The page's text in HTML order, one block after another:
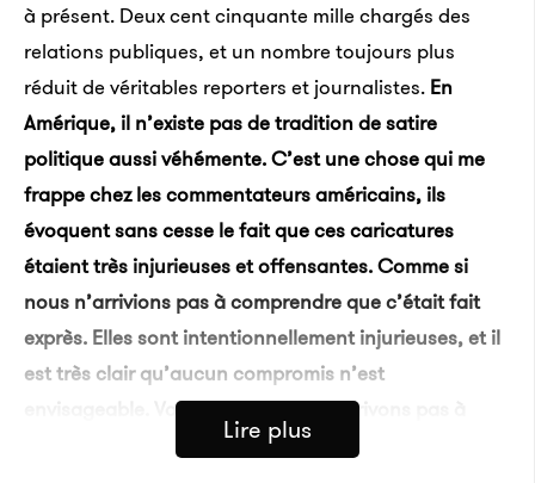
à présent. Deux cent cinquante mille chargés des
relations publiques, et un nombre toujours plus
réduit de véritables reporters et journalistes. En
Amérique, il n’existe pas de tradition de satire
politique aussi véhémente. C’est une chose qui me
frappe chez les commentateurs américains, ils
évoquent sans cesse le fait que ces caricatures
étaient très injurieuses et offensantes. Comme si
nous n’arrivions pas à comprendre que c’était fait
exprès. Elles sont intentionnellement injurieuses, et il
est très clair qu’aucun compromis n’est
envisageable. Voilà ce que nous n’arrivons pas à
comprendre. On se dit : «Pourquoi faut-il qu’ils
Lire plus